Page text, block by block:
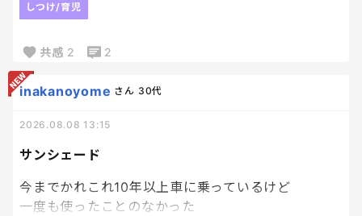
写真も多かったのに、なぜ？？
なんで？って聞いたら、
だって。
はい？？？？？
しつけ/育児
共感 2 2
サンシェード
inakanoyome さん 30代
2026.08.08 13:15
今までかれこれ10年以上車に乗っているけど
一度も使ったことのなかった